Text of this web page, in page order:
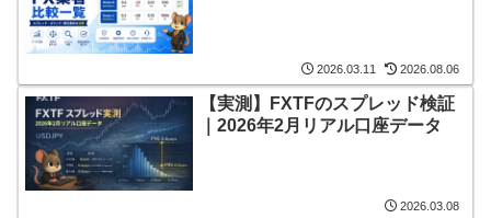
2026.03.11 2026.08.06
【実測】FXTFのスプレッド検証
｜2026年2月リアル口座データ
2026.03.08